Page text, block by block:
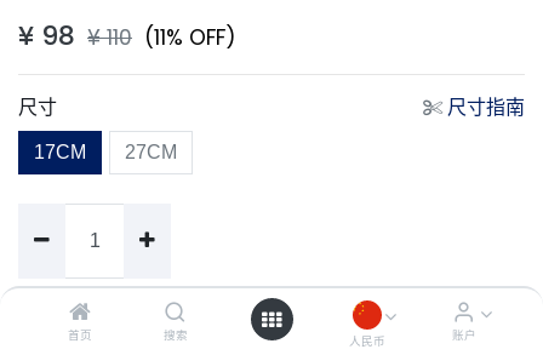
首页 搜索 人民币 账户
¥ 98 ¥110 (11% OFF)
尺寸 尺寸指南
17CM 27CM
加入购物车